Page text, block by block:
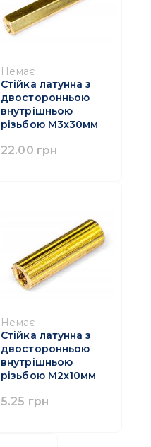
Немає
Стійка латунна з
двосторонньою
внутрішньою
різьбою M3х30мм
22.00 грн
Немає
Стійка латунна з
двосторонньою
внутрішньою
різьбою M2х10мм
5.25 грн